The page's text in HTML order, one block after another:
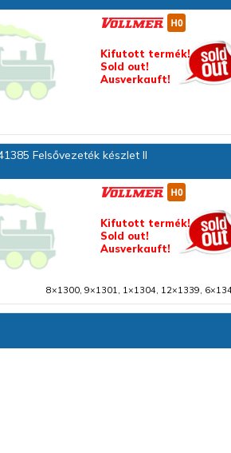
Kifutott termék!
Sold out!
Ausverkauft!
Felsővezeték készlet II
Kifutott termék!
Sold out!
Ausverkauft!
8×1300, 9×1301, 1×1304, 12×1339,